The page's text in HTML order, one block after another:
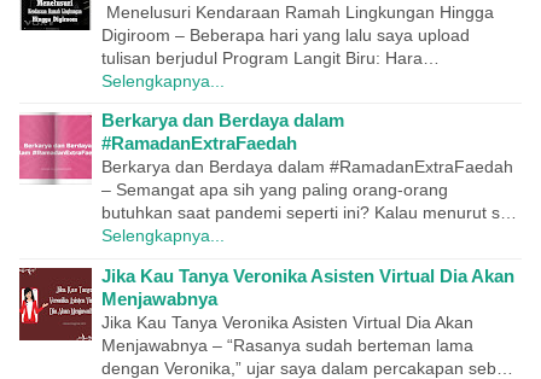
Menelusuri Kendaraan Ramah Lingkungan Hingga
Digiroom – Beberapa hari yang lalu saya upload
tulisan berjudul Program Langit Biru: Hara…
Selengkapnya...
Berkarya dan Berdaya dalam
#RamadanExtraFaedah
Berkarya dan Berdaya dalam #RamadanExtraFaedah
– Semangat apa sih yang paling orang-orang
butuhkan saat pandemi seperti ini? Kalau menurut s…
Selengkapnya...
Jika Kau Tanya Veronika Asisten Virtual Dia Akan
Menjawabnya
Jika Kau Tanya Veronika Asisten Virtual Dia Akan
Menjawabnya – “Rasanya sudah berteman lama
dengan Veronika,” ujar saya dalam percakapan seb…